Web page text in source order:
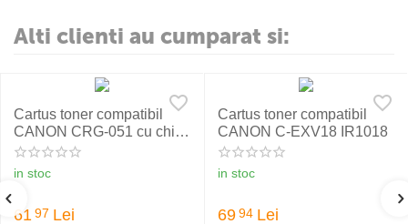
Alti clienti au cumparat si:
Cartus toner compatibil
CANON CRG-051 cu chip,
RETECH
in stoc
61 97 Lei
Cartus toner compatibil
CANON C-EXV18 IR1018
in stoc
69 94 Lei